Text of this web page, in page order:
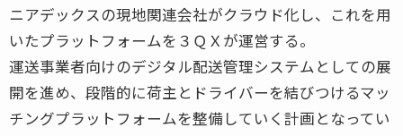
ニアデックスの現地関連会社がクラウド化し、これを用
いたプラットフォームを３ＱＸが運営する。
運送事業者向けのデジタル配送管理システムとしての展
開を進め、段階的に荷主とドライバーを結びつけるマッ
チングプラットフォームを整備していく計画となってい